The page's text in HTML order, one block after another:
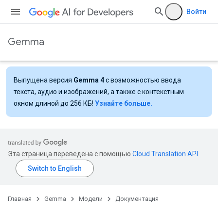
Войти
Gemma
Выпущена версия Gemma 4с возможностью ввода
текста, аудио и изображений, а также с контекстным
окном длиной до 256 КБ! Узнайте больше.
Эта страница переведена с помощью Cloud Translation API
Главная Gemma Модели Документация